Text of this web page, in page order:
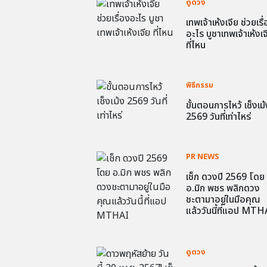
เทพเจ้าเห้งเจีย ช่วยเ
อะไร บูชาเทพเจ้าเห้งเ
ที่ไหน
พิธีกรรม
ขั้นตอนการไหว้ เช็งเ
2569 วันที่เท่าไหร่
PR NEWS
เช็ก ดวงปี 2569 โดย
อ.มิก พชร พลิกดวง
ชะตามาอยู่ในมือคุณ
แล้ววันนี้ที่แอป
ดูดวง